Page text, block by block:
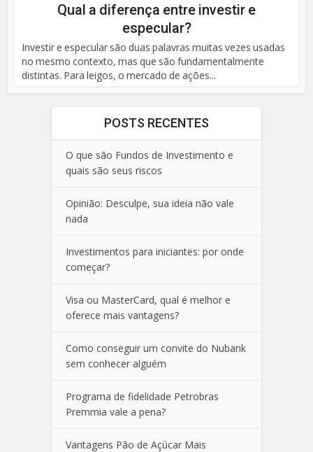
Qual a diferença entre investir e
especular?
Investir e especular são duas palavras muitas vezes usadas
no mesmo contexto, mas que são fundamentalmente
distintas. Para leigos, o mercado de ações...
POSTS RECENTES
O que são Fundos de Investimento e
quais são seus riscos
Opinião: Desculpe, sua ideia não vale
nada
Investimentos para iniciantes: por onde
começar?
Visa ou MasterCard, qual é melhor e
oferece mais vantagens?
Como conseguir um convite do Nubank
sem conhecer alguém
Programa de fidelidade Petrobras
Premmia vale a pena?
Vantagens Pão de Açúcar Mais